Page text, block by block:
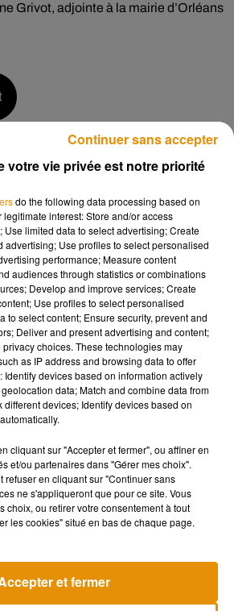
Grivot, adjointe à la mairie d’Orléans
ne fait pas que constater, elle envisage
pour éviter qu’à l’avenir, on jette des
le fleuve :
part à cet événement, sachez qu’il
000 canards à adopter. Comptez 3
le site internet de laDuck Race
7 août 2026
votre vie privée est notre priorité
do the following data processing based on
interest: Store and/or access
Use limited data to select advertising; Create
advertising; Use profiles to select personalised
performance; Measure content
audiences through statistics or combinations
Develop and improve services; Create
Use profiles to select personalised
to select content; Ensure security, prevent and
Deliver and present advertising and content;
choices. These technologies may
as IP address and browsing data to offer
devices based on information actively
data; Match and combine data from
different devices; Identify devices based on
cliquant sur "Accepter et fermer", ou affiner en
et/ou partenaires dans "Gérer mes choix".
refuser en cliquant sur "Continuer sans
ne s'appliqueront que pour ce site. Vous
choix, ou retirer votre consentement à tout
les cookies" situé en bas de chaque page.
et fermer
Continuer sans accepter